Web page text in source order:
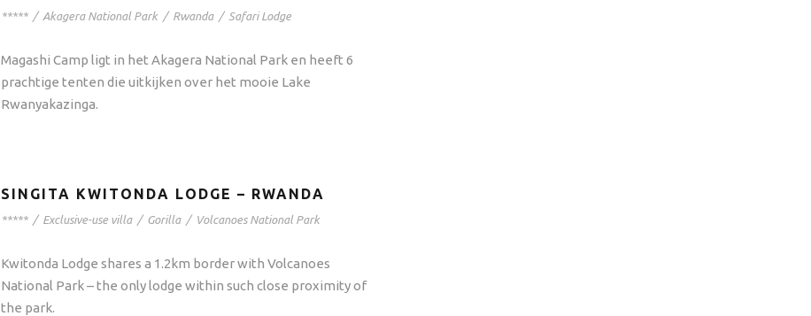
***** / Akagera National Park / Rwanda / Safari Lodge
Magashi Camp ligt in het Akagera National Park en heeft 6
prachtige tenten die uitkijken over het mooie Lake
Rwanyakazinga.
SINGITA KWITONDA LODGE – RWANDA
***** / Exclusive-use villa / Gorilla / Volcanoes National Park
Kwitonda Lodge shares a 1.2km border with Volcanoes
National Park – the only lodge within such close proximity of
the park.